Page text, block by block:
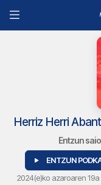
Herriz Herri
Entzun
ENTZUN
2024(e)ko azaroaren 19a